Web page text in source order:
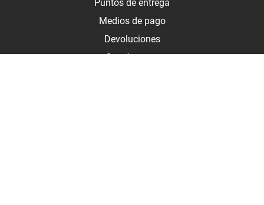
Puntos de entrega
Medios de pago
Devoluciones
Contáctanos